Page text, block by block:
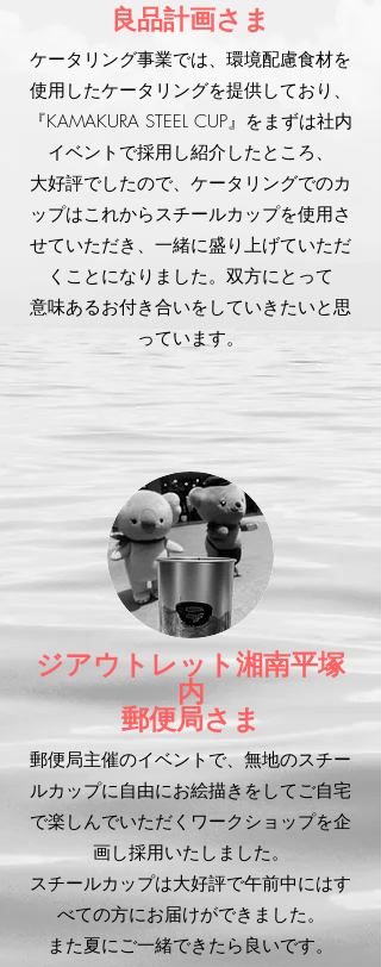
良品計画さま
ケータリング事業では、環境配慮食材を
使用したケータリングを提供しており、
『KAMAKURA STEEL CUP』をまずは社内
イベントで採用し紹介したところ、
大好評でしたので、ケータリングでのカ
ップはこれからスチールカップを使用さ
せていただき、一緒に盛り上げていただ
くことになりました。 双方にとって
意味あるお付き合いをしていきたいと思
っています。
ジアウトレット湘南平塚
内
郵便局さま
郵便局主催のイベントで、無地のスチー
ルカップに自由にお絵描きをしてご自宅
で楽しんでいただくワークショップを企
画し採用いたしました。
スチールカップは大好評で午前中にはす
べての方にお届けができました。
また夏にご一緒できたら良いです。